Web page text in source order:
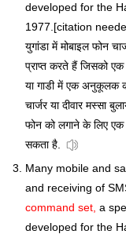
developed for the
1977.[citation
युगांडा में मोबाइल फोन
प्राप्त करते हैं जिसको एक
या गाडी में एक अनुकूलक
चार्जर या दीवार मस्सा
फोन को लगाने के लिए एक
सकता है.
Many mobile and
and receiving of
command set, a
developed for the